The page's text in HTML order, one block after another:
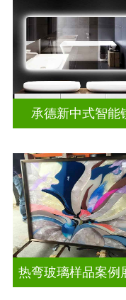
承德新中式智能
热弯玻璃样品案例